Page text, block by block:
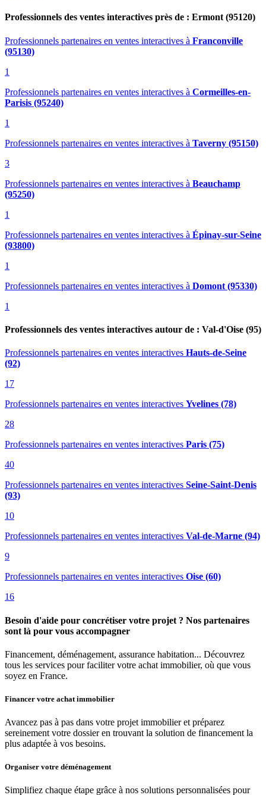
Professionnels des ventes interactives près de : Ermont (95120)
Professionnels partenaires en ventes interactives à Franconville
(95130)
1
Professionnels partenaires en ventes interactives à Cormeilles-en-
Parisis (95240)
1
Professionnels partenaires en ventes interactives à Taverny (95150)
3
Professionnels partenaires en ventes interactives à Beauchamp
(95250)
1
Professionnels partenaires en ventes interactives à Épinay-sur-Seine
(93800)
1
Professionnels partenaires en ventes interactives à Domont (95330)
1
Professionnels des ventes interactives autour de : Val-d'Oise (95)
Professionnels partenaires en ventes interactives Hauts-de-Seine
(92)
17
Professionnels partenaires en ventes interactives Yvelines (78)
28
Professionnels partenaires en ventes interactives Paris (75)
40
Professionnels partenaires en ventes interactives Seine-Saint-Denis
(93)
10
Professionnels partenaires en ventes interactives Val-de-Marne (94)
9
Professionnels partenaires en ventes interactives Oise (60)
16
Besoin d'aide pour concrétiser votre projet ? Nos partenaires
sont là pour vous accompagner
Financement, déménagement, assurance habitation... Découvrez
tous les services pour faciliter votre achat immobilier, où que vous
soyez en France.
Financer votre achat immobilier
Avancez pas à pas dans votre projet immobilier et préparez
sereinement votre dossier en trouvant la solution de financement la
plus adaptée à vos besoins.
Organiser votre déménagement
Simplifiez chaque étape grâce à nos solutions personnalisées pour